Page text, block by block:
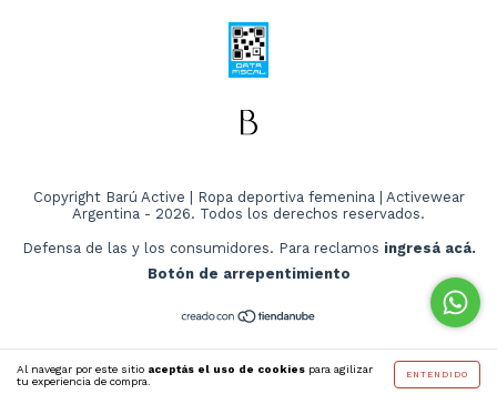
Al navegar por este sitio aceptás el uso de cookies para agilizar
tu experiencia de compra.
ENTENDIDO
Copyright Barú Active | Ropa deportiva femenina | Activewear
Argentina - 2026. Todos los derechos reservados.
Defensa de las y los consumidores. Para reclamos ingresá acá.
Botón de arrepentimiento